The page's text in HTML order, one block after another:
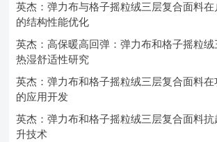
英杰：弹力布与格子摇粒绒三层复合面料在
的结构性能优化
英杰：高保暖高回弹：弹力布和格子摇粒
热湿舒适性研究
英杰：弹力布和格子摇粒绒三层复合面料在
的应用开发
英杰：弹力布和格子摇粒绒三层复合面料
升技术